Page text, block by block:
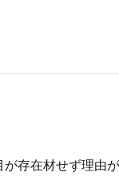
存在材せず理由